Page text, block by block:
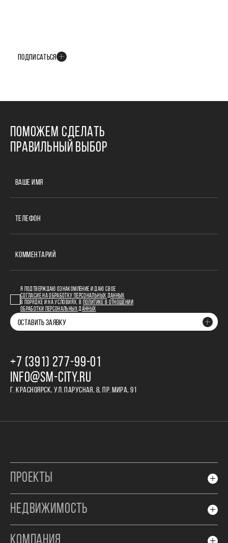
ПОДПИСАТЬСЯ
ПОМОЖЕМ СДЕЛАТЬ
ПРАВИЛЬНЫЙ ВЫБОР
ВАШЕ ИМЯ
ТЕЛЕФОН
КОММЕНТАРИЙ
Я ПОДТВЕРЖДАЮ ОЗНАКОМЛЕНИЕ И ДАЮ СВОЕ
СОГЛАСИЕ НА ОБРАБОТКУ ПЕРСОНАЛЬНЫХ ДАННЫХ
В ПОРЯДКЕ И НА УСЛОВИЯХ, В ПОЛИТИКЕ В ОТНОШЕНИИ
ОБРАБОТКИ ПЕРСОНАЛЬНЫХ ДАННЫХ
ОСТАВИТЬ ЗАЯВКУ
+7 (391) 277‒99‒01
INFO@SM-CITY.RU
Г. КРАСНОЯРСК, УЛ. ПАРУСНАЯ, 8, ПР. МИРА, 91
ПРОЕКТЫ
НЕДВИЖИМОСТЬ